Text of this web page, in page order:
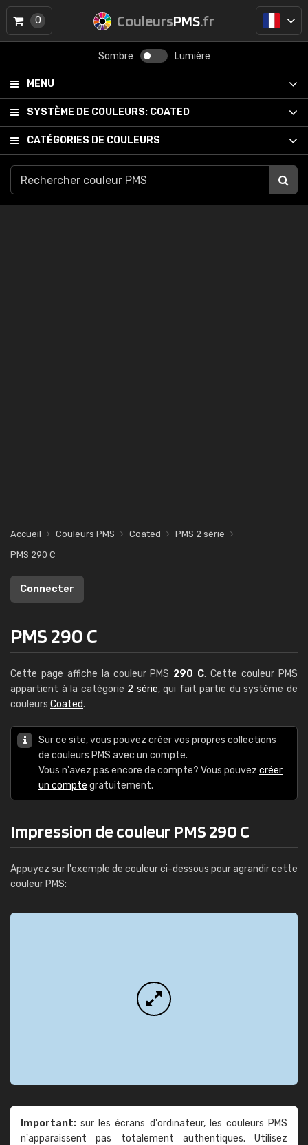
CouleursPMS.fr
Sombre Lumière
MENU
SYSTÈME DE COULEURS: COATED
CATÉGORIES DE COULEURS
0
Accueil Couleurs PMS Coated
PMS 2 série
PMS 290 C
Connecter
PMS 290 C
Cette page affiche la couleur PMS 290 C. Cette couleur PMS
appartient à la catégorie 2 série, qui fait partie du système de
couleurs Coated.
Sur ce site, vous pouvez créer vos propres collections
de couleurs PMS avec un compte.
Vous n'avez pas encore de compte? Vous pouvez créer
un compte gratuitement.
Impression de couleur PMS 290 C
Appuyez sur l'exemple de couleur ci-dessous pour agrandir cette
couleur PMS:
Important: sur les écrans d'ordinateur, les couleurs PMS
n'apparaissent pas totalement authentiques. Utilisez